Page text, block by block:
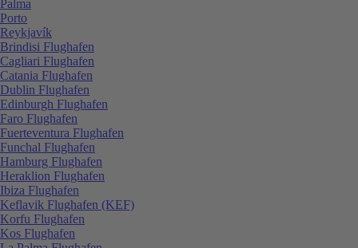
Palma
Porto
Reykjavík
Brindisi Flughafen
Cagliari Flughafen
Catania Flughafen
Dublin Flughafen
Edinburgh Flughafen
Faro Flughafen
Fuerteventura Flughafen
Funchal Flughafen
Hamburg Flughafen
Heraklion Flughafen
Ibiza Flughafen
Keflavik Flughafen (KEF)
Korfu Flughafen
Kos Flughafen